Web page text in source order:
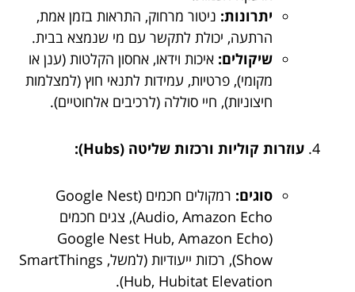
יתרונות: ניטור מרחוק, התראות בזמן אמת,
הרתעה, יכולת לתקשר עם מי שנמצא בבית.
שיקולים: איכות וידאו, אחסון הקלטות (ענן או
מקומי), פרטיות, עמידות לתנאי חוץ (למצלמות
חיצוניות), חיי סוללה (לרכיבים אלחוטיים).
עוזרות קוליות ורכזות שליטה (Hubs):
סוגים:
רמקולים חכמים (Google Nest
Audio, Amazon Echo), צגים חכמים
(Google Nest Hub, Amazon Echo
Show), רכזות ייעודיות (למשל, SmartThings
Hub, Hubitat Elevation).